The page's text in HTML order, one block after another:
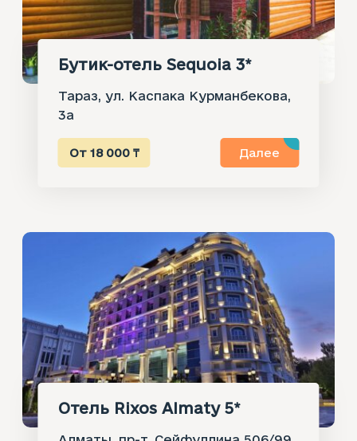
Бутик-отель Sequoia 3*
Тараз, ул. Каспака Курманбекова,
3а
От 18 000 ₸ Далее
Отель Rixos Almaty 5*